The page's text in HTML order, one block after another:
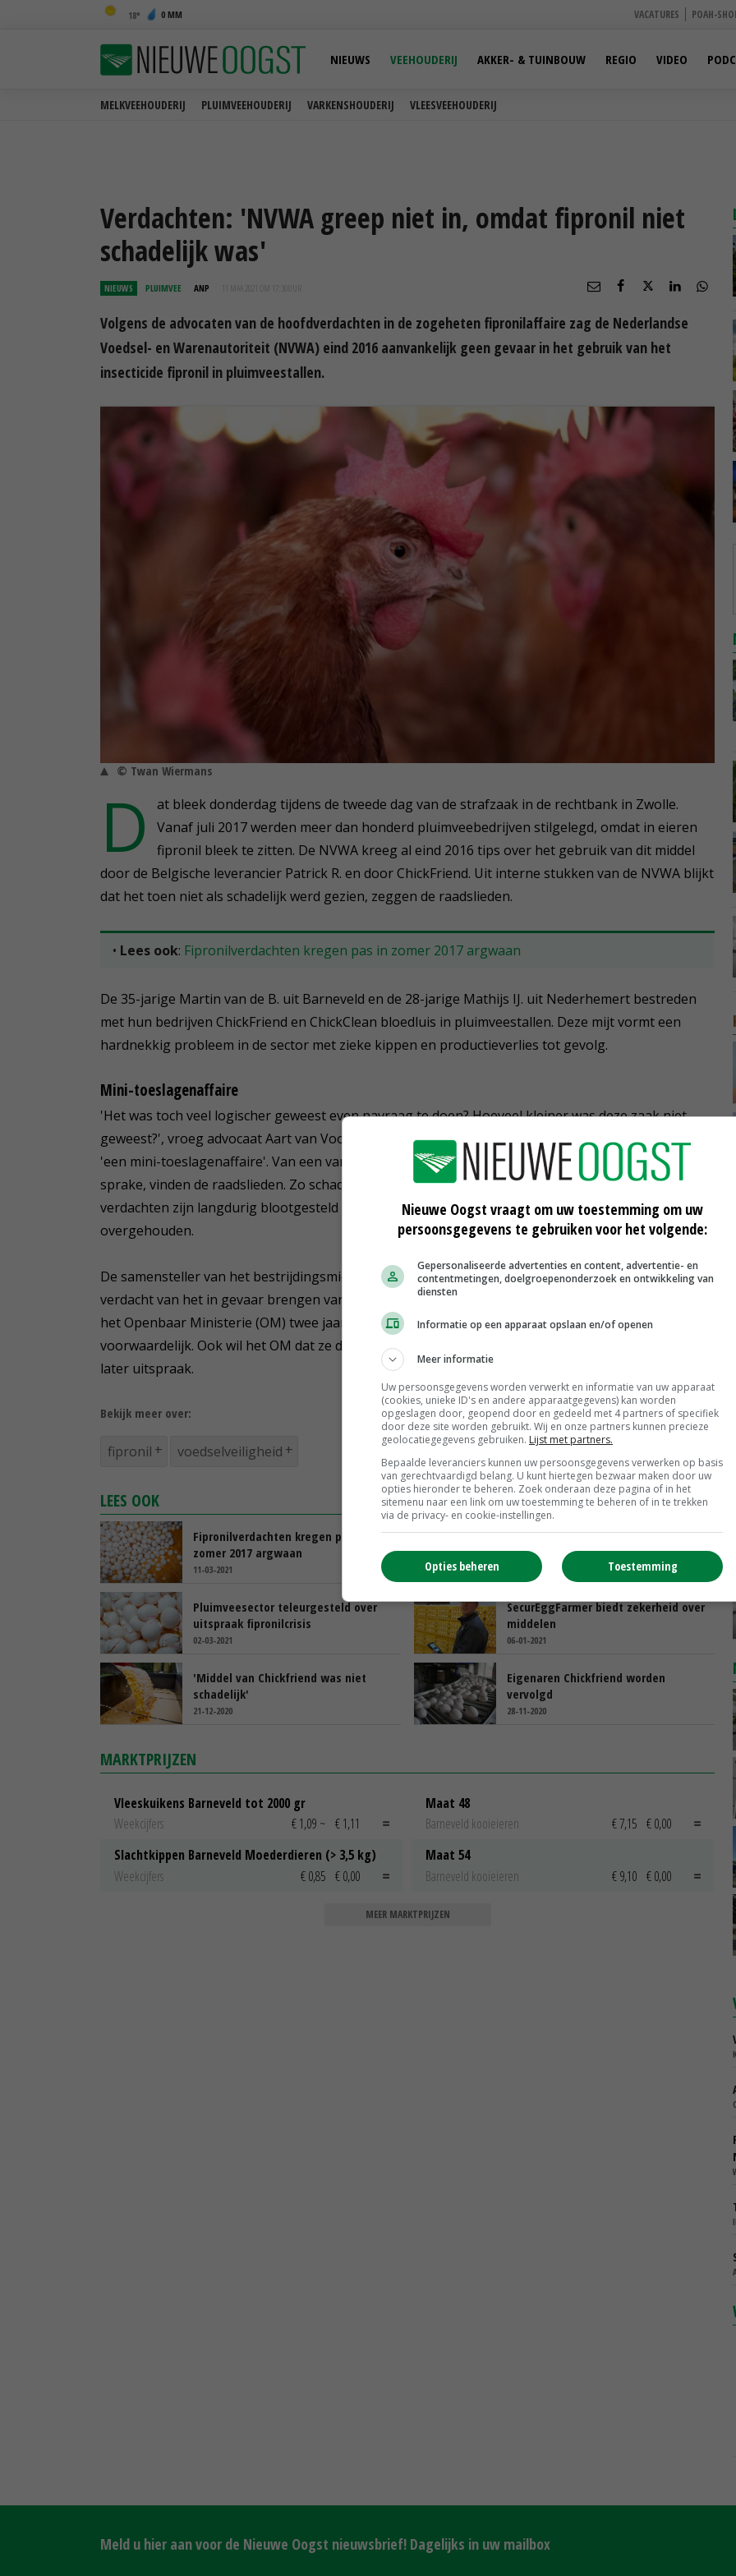
18 0 MM VACATURES POAH-
MELKVEEHOUDERIJ PLUIMVEEHOUDERIJ VARKENSHOUDERIJ VLEESVEEHOUDERIJ
NIEUWS VEEHOUDERIJ AKKER- & TUINBOUW REGIO VIDEO
Verdachten: 'NVWA greep niet in, omdat fipronil niet
schadelijk was'
NIEUWS PLUIMVEE ANP 11 MAA 2021 OM 17:30
Volgens de advocaten van de hoofdverdachten in de zogeheten fipronilaffaire zag de Nederlandse
Voedsel- en Warenautoriteit (NVWA) eind 2016 aanvankelijk geen gevaar in het gebruik van het
insecticide fipronil in pluimveestallen.
© Twan Wiermans
D
at bleek donderdag tijdens de tweede dag van de strafzaak in de rechtbank in Zwolle.
Vanaf juli 2017 werden meer dan honderd pluimveebedrijven stilgelegd, omdat in eieren
fipronil bleek te zitten. De NVWA kreeg al eind 2016 tips over het gebruik van dit middel
door de Belgische leverancier Patrick R. en door ChickFriend. Uit interne stukken van de NVWA blijkt
dat het toen niet als schadelijk werd gezien, zeggen de raadslieden.
• Lees ook: Fipronilverdachten kregen pas in zomer 2017 argwaan
De 35-jarige Martin van de B. uit Barneveld en de 28-jarige Mathijs IJ. uit Nederhemert bestreden
met hun bedrijven ChickFriend en ChickClean bloedluis in pluimveestallen. Deze mijt vormt een
hardnekkig probleem in de sector met zieke kippen en productieverlies tot gevolg.
Mini-toeslagenaffaire
'Het was toch veel logischer geweest even navraag te doen? Hoeveel kleiner was deze zaak niet
geweest?', vroeg advocaat Aart van Voorthuizen zich af. Zijn collega Wouter Hendrickx noemde dit
'een mini-toeslagenaffaire'. Van een van de grootste zaken in voedselfraude in Nederland was geen
sprake, vinden de raadslieden. Zo schadelijk was fipronil in eieren niet, zeiden ze zelf. Beide
verdachten zijn langdurig blootgesteld aan het middel en zouden er niets aan hebben
overgehouden.
De samensteller van het bestrijdingsmiddel van ChickFriend, Patrick R., wordt in België ook niet
verdacht van het in gevaar brengen van de volksgezondheid, zeggen de advocaten. Woensdag eiste
het Openbaar Ministerie (OM) twee jaar cel tegen de twee hoofdverdachten, waarvan een halfjaar
voorwaardelijk. Ook wil het OM dat ze drie jaar niet in de agrarische sector werken. De rechter doet
later uitspraak.
Bekijk meer over:
fipronil voedselveiligheid
LEES OOK
Fipronilverdachten kregen pas in
zomer 2017 argwaan
11-03-2021
Eigenaren ChickFriend voor de
strafrechter in fipronilaffaire
10-03-2021
Pluimveesector teleurgesteld over
uitspraak fipronilcrisis
02-03-2021
SecurEggFarmer biedt zekerheid over
middelen
06-01-2021
'Middel van Chickfriend was niet
schadelijk'
21-12-2020
Eigenaren Chickfriend worden
vervolgd
28-11-2020
MARKTPRIJZEN
Vleeskuikens Barneveld tot 2000 gr
Weekcijfers
€ 1,09 ~ € 1,11
Slachtkippen Barneveld Moederdieren (> 3,5 kg)
Weekcijfers
€ 0,85 € 0,00
Maat 48
Barneveld kooieieren
€ 7,15 € 0,00
Maat 54
Barneveld kooieieren
€ 9,10 € 0,00
MEER MARKTPRIJZEN
Meld u hier aan voor de Nieuwe Oogst nieuwsbrief! Dagelijks in uw mailbox
Nieuwe Oogst vraagt om uw toestemming om uw
persoonsgegevens te gebruiken voor het volgende:
Gepersonaliseerde advertenties en content, advertentie- en
contentmetingen, doelgroepenonderzoek en ontwikkeling van
diensten
Informatie op een apparaat opslaan en/of openen
Meer informatie
Uw persoonsgegevens worden verwerkt en informatie van uw apparaat
(cookies, unieke ID's en andere apparaatgegevens) kan worden
opgeslagen door, geopend door en gedeeld met 4 partners of specifiek
door deze site worden gebruikt. Wij en onze partners kunnen precieze
geolocatiegegevens gebruiken. Lijst met partners.
Bepaalde leveranciers kunnen uw persoonsgegevens verwerken op basis
van gerechtvaardigd belang. U kunt hiertegen bezwaar maken door uw
opties hieronder te beheren. Zoek onderaan deze pagina of in het
sitemenu naar een link om uw toestemming te beheren of in te trekken
via de privacy- en cookie-instellingen.
Toestemming
Opties beheren